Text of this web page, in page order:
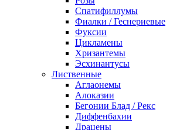
Спатифиллумы
Фиалки / Геснериевые
Фуксии
Цикламены
Хризантемы
Эсхинантусы
Лиственные
Аглаонемы
Алоказии
Бегонии Блад / Рекс
Диффенбахии
Драцены